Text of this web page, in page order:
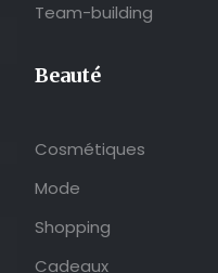
Team-building
Beauté
Cosmétiques
Mode
Shopping
Cadeaux